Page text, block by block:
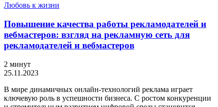
Любовь к жизни
Повышение качества работы рекламодателей и
вебмастеров: взгляд на рекламную сеть для
рекламодателей и вебмастеров
2 минут
25.11.2023
В мире динамичных онлайн-технологий реклама играет
ключевую роль в успешности бизнеса. С ростом конкуренции